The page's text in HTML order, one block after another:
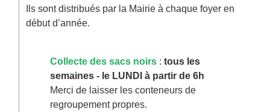
Ils sont distribués par la Mairie à chaque foyer en
début d’année.
Collecte des sacs noirs : tous les
semaines - le LUNDI à partir de 6h
Merci de laisser les conteneurs de
regroupement propres.